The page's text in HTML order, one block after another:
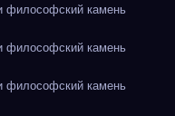
философский камень
философский камень
философский камень